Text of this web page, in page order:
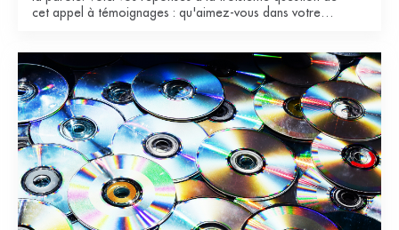
cet appel à témoignages : qu'aimez-vous dans votre